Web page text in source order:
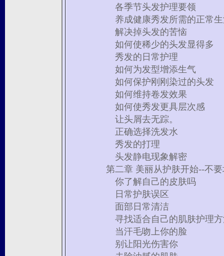
各季节头发护理要领
养成健康秀发所需的正常
解决掉头发的苦恼
如何使稀少的头发显得多
秀发的日常护理
如何为发型增添生气
如何保护刚刚染过的头发
如何维持卷发效果
如何使秀发更具层次感
让头屑去无踪。
正确选择洗发水
秀发的打理
头发静电现象解密
第二章 美丽从护肤开始--不
你了解自己的皮肤吗
日常护肤误区
面部日常清洁
寻找适合自己的肌肤护理
当汗毛吻上你的脸
别让阳光伤害你